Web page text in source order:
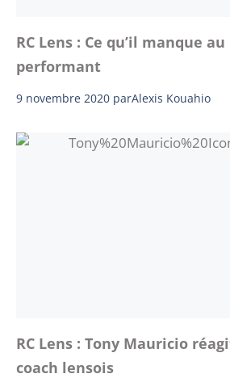
RC Lens : Ce qu’il manque
performant
9 novembre 2020 parAlexis Kouahio
RC Lens : Tony Mauricio
coach lensois